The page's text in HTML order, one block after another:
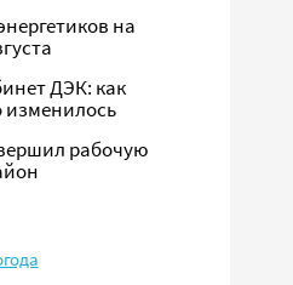
на
ДЭК: как
изменилось
рабочую